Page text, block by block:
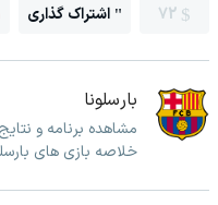
72 اشتراک گذاری
بارسلونا
مشاهده برنامه و
خلاصه بازی های